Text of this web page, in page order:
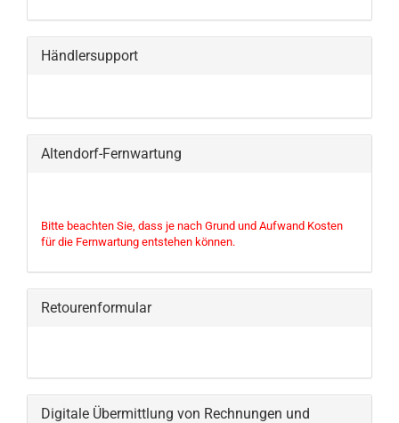
Händlersupport
Altendorf-Fernwartung
Bitte beachten Sie, dass je nach Grund und Aufwand Kosten
für die Fernwartung entstehen können.
Retourenformular
Digitale Übermittlung von Rechnungen und